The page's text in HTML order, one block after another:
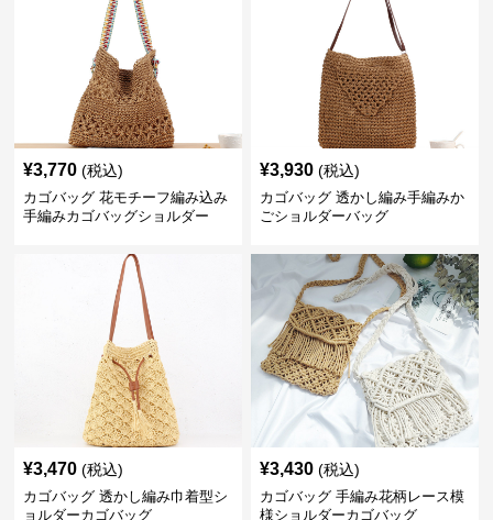
¥3,770 (税込)
カゴバッグ 花モチーフ編み込み
手編みカゴバッグショルダー
¥3,930 (税込)
カゴバッグ 透かし編み手編みか
ごショルダーバッグ
¥3,470 (税込)
カゴバッグ 透かし編み巾着型シ
ョルダーカゴバッグ
¥3,430 (税込)
カゴバッグ 手編み花柄レース模
様ショルダーカゴバッグ